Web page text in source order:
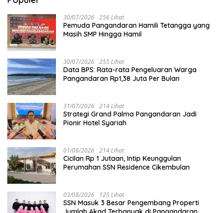
30/07/2026 256 Lihat
Pemuda Pangandaran Hamili Tetangga yang
Masih SMP Hingga Hamil
30/07/2026 255 Lihat
Data BPS: Rata-rata Pengeluaran Warga
Pangandaran Rp1,38 Juta Per Bulan
31/07/2026 214 Lihat
Strategi Grand Palma Pangandaran Jadi
Pionir Hotel Syariah
01/08/2026 214 Lihat
Cicilan Rp 1 Jutaan, Intip Keunggulan
Perumahan SSN Residence Cikembulan
03/08/2026 125 Lihat
SSN Masuk 3 Besar Pengembang Properti